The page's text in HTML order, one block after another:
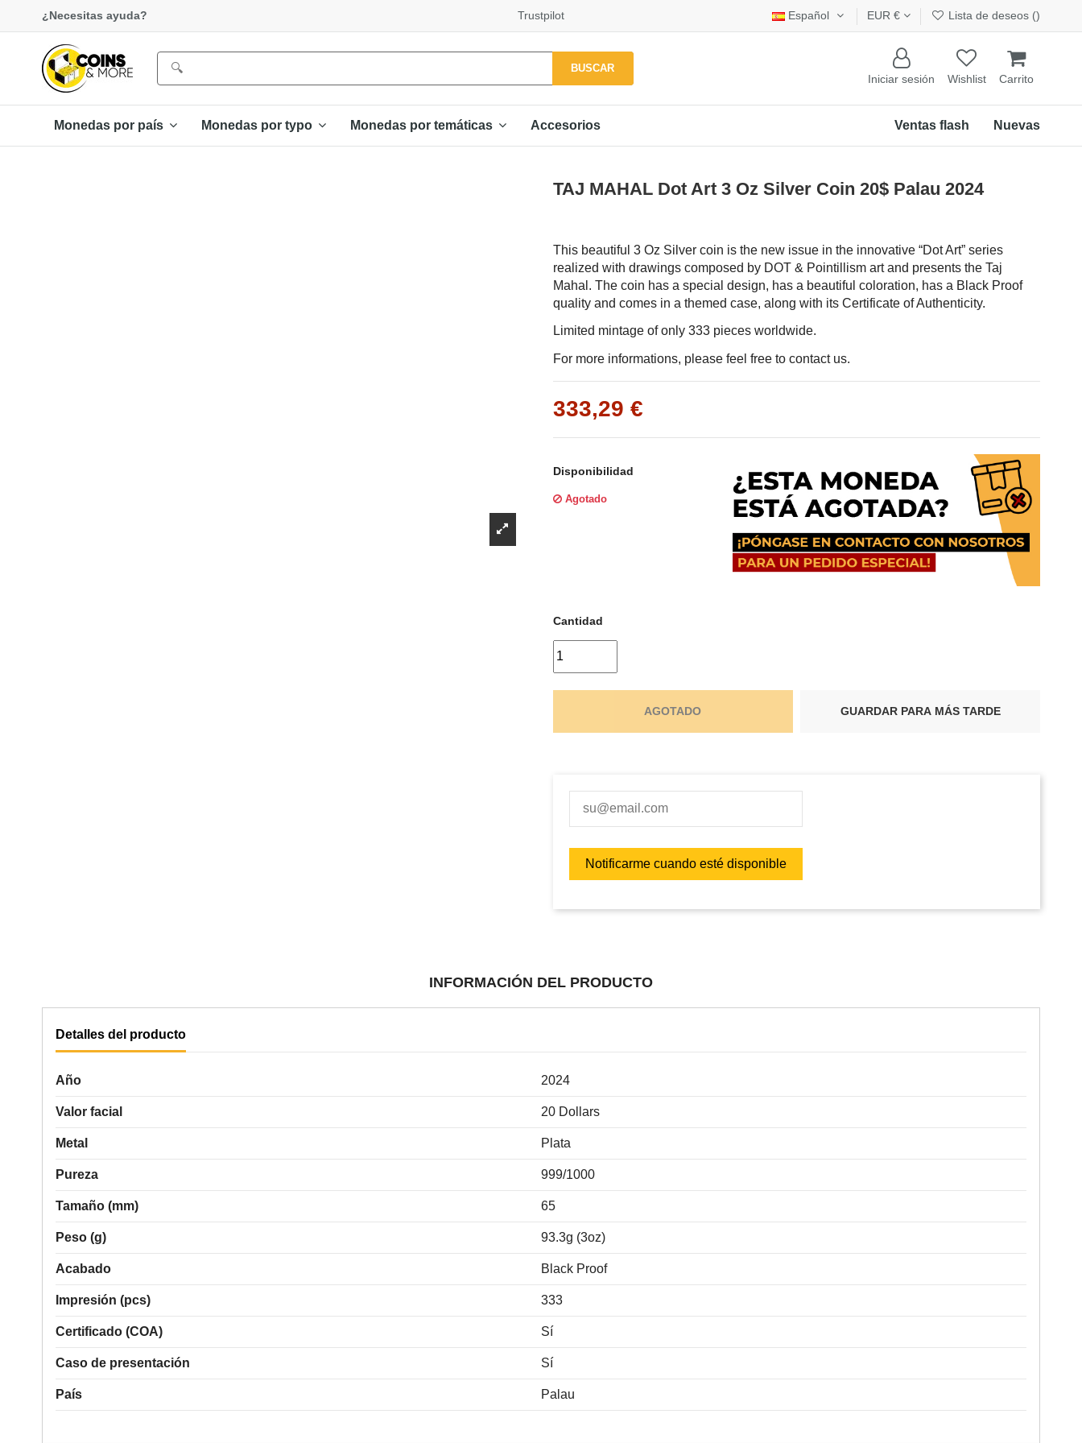
Γ
¿Necesitas ayuda? Trustpilot Español EUR € Lista de deseos ()
BUSCAR
Iniciar sesión Wishlist Carrito
Monedas por país Monedas por typo Monedas por temáticas Accesorios Nuevas
Ventas flash
TAJ MAHAL Dot Art 3 Oz Silver Coin 20$ Palau 2024
This beautiful 3 Oz Silver coin is the new issue in the innovative “Dot Art” series
realized with drawings composed by DOT & Pointillism art and presents the Taj
Mahal. The coin has a special design, has a beautiful coloration, has a Black Proof
quality and comes in a themed case, along with its Certificate of Authenticity.
Limited mintage of only 333 pieces worldwide.
For more informations, please feel free to contact us.
333,29 €
Disponibilidad
Agotado
Cantidad
AGOTADO GUARDAR PARA MÁS TARDE
INFORMACIÓN DEL PRODUCTO
Detalles del producto
Año 2024
Valor facial 20 Dollars
Metal Plata
Pureza 999/1000
Tamaño (mm) 65
Peso (g) 93.3g (3oz)
Acabado Black Proof
Impresión (pcs) 333
Certificado (COA) Sí
Caso de presentación Sí
País Palau